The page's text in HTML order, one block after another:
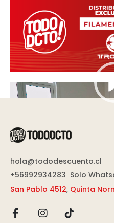
Reproductor
de
hola@tododescuento.cl
+56992934283 Solo
San Pablo 4512, Quinta